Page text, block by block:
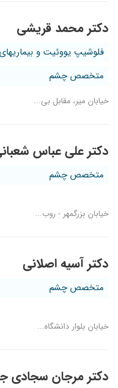
دکتر محمد قریشی
فلوشیپ یووئیت و
متخصص چشم
خیابان میر، مقابل بی...
دکتر علی عباس
متخصص چشم
خیابان بزرگمهر - روب...
دکتر آسیه اصلانی
متخصص چشم
خیابان بلوار دانشگاه...
دکتر مرجان سجادی